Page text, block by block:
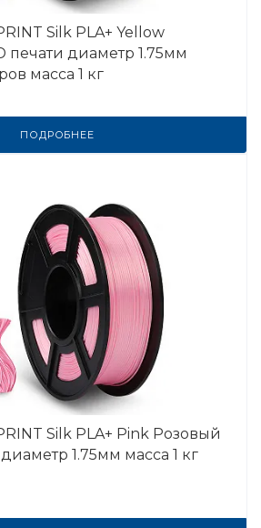
Silk PLA+ Yellow
диаметр 1.75мм
масса 1 кг
ПОДРОБНЕЕ
Silk PLA+ Pink Розовый
1.75мм масса 1 кг